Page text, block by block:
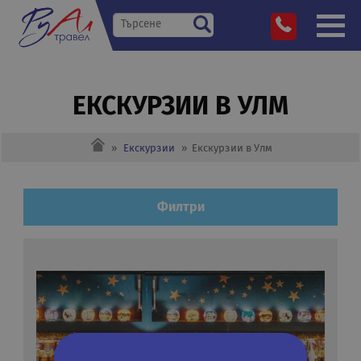
ЕКСКУРЗИИ В УЛМ
» Екскурзии » Екскурзии в Улм
Филтри